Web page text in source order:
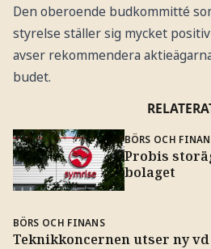
Den oberoende budkommitté
styrelse ställer sig mycket
avser rekommendera
budet.
BÖRS OCH
Probis
bolaget
BÖRS OCH FINANS
Teknikkoncernen utser ny vd